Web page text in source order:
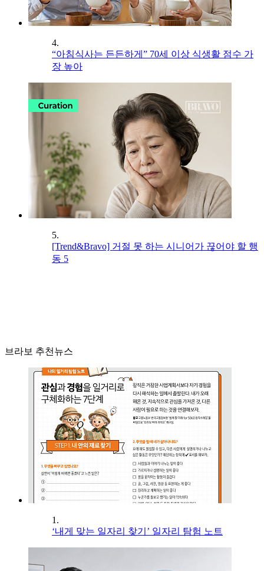
4.
“아침식사는 든든하게” 70세 이상 식생활 점수 가
장 높아
5.
[Trend&Bravo] 거절 못 하는 시니어가 끊어야 할 행
동 5
브라보 추천뉴스
1.
‘내게 맞는 일자리 찾기’ 일자리 탐험 노트